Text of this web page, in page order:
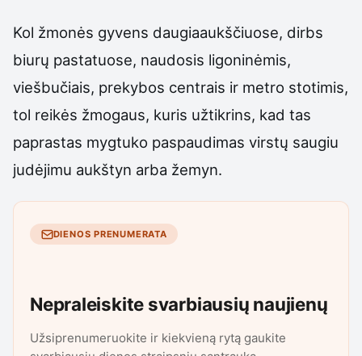
Kol žmonės gyvens daugiaaukščiuose, dirbs
biurų pastatuose, naudosis ligoninėmis,
viešbučiais, prekybos centrais ir metro stotimis,
tol reikės žmogaus, kuris užtikrins, kad tas
paprastas mygtuko paspaudimas virstų saugiu
judėjimu aukštyn arba žemyn.
DIENOS PRENUMERATA
Nepraleiskite svarbiausių naujienų
Užsiprenumeruokite ir kiekvieną rytą gaukite